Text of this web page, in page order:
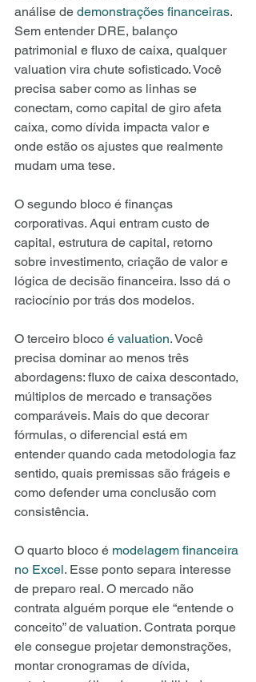
análise de demonstrações financeiras.
Sem entender DRE, balanço
patrimonial e fluxo de caixa, qualquer
valuation vira chute sofisticado. Você
precisa saber como as linhas se
conectam, como capital de giro afeta
caixa, como dívida impacta valor e
onde estão os ajustes que realmente
mudam uma tese.
O segundo bloco é finanças
corporativas. Aqui entram custo de
capital, estrutura de capital, retorno
sobre investimento, criação de valor e
lógica de decisão financeira. Isso dá o
raciocínio por trás dos modelos.
O terceiro bloco é valuation. Você
precisa dominar ao menos três
abordagens: fluxo de caixa descontado,
múltiplos de mercado e transações
comparáveis. Mais do que decorar
fórmulas, o diferencial está em
entender quando cada metodologia faz
sentido, quais premissas são frágeis e
como defender uma conclusão com
consistência.
O quarto bloco é modelagem financeira
no Excel. Esse ponto separa interesse
de preparo real. O mercado não
contrata alguém porque ele “entende o
conceito” de valuation. Contrata porque
ele consegue projetar demonstrações,
montar cronogramas de dívida,